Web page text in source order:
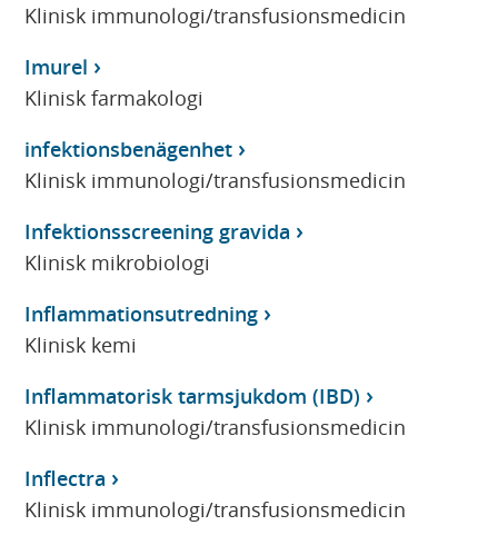
Klinisk immunologi/transfusionsmedicin
Imurel
Klinisk farmakologi
infektionsbenägenhet
Klinisk immunologi/transfusionsmedicin
Infektionsscreening gravida
Klinisk mikrobiologi
Inflammationsutredning
Klinisk kemi
Inflammatorisk tarmsjukdom (IBD)
Klinisk immunologi/transfusionsmedicin
Inflectra
Klinisk immunologi/transfusionsmedicin